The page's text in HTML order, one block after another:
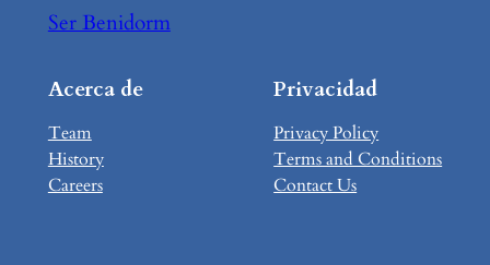
Ser Benidorm
Acerca de
Team
History
Careers
Privacidad
Privacy Policy
Terms and Conditions
Contact Us